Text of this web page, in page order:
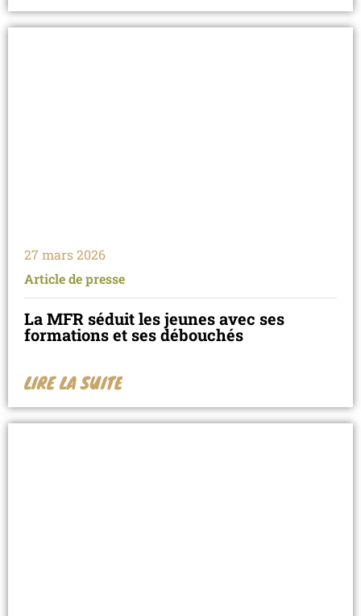
27 mars 2026
Article de presse
La MFR séduit les jeunes avec ses
formations et ses débouchés
LIRE LA SUITE